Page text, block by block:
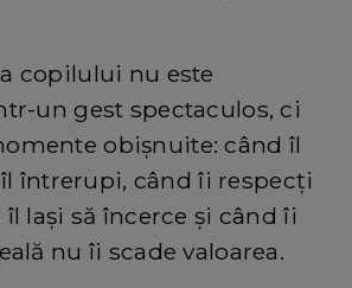
copilului nu este
un gest spectaculos, ci
obișnuite: când îl
întrerupi, când îi respecți
lași să încerce și când îi
nu îi scade valoarea.